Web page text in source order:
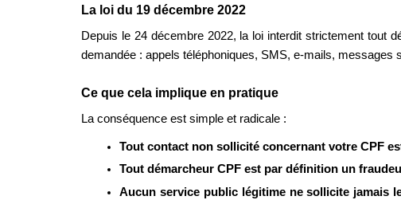
La loi du 19 décembre 2022
Depuis le 24 décembre 2022, la loi interdit strictement tout
demandée : appels téléphoniques, SMS, e-mails, messages
Ce que cela implique en pratique
La conséquence est simple et radicale :
Tout contact non sollicité concernant votre CPF
Tout démarcheur CPF est par définition un
Aucun service public légitime ne sollicite jamais